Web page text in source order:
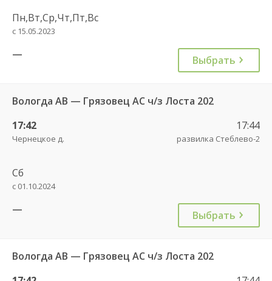
Пн,Вт,Ср,Чт,Пт,Вс
с 15.05.2023
— Выбрать
Вологда АВ — Грязовец АС ч/з Лоста 202
17:42
Чернецкое д.
17:44
развилка Стеблево-2
Сб
с 01.10.2024
— Выбрать
Вологда АВ — Грязовец АС ч/з Лоста 202